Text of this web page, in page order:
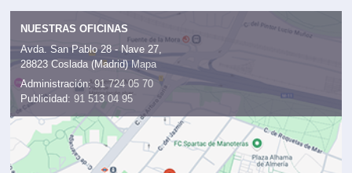
NUESTRAS OFICINAS
Avda. San Pablo 28 - Nave 27,
28823 Coslada (Madrid) Mapa
Administración: 91 724 05 70
Publicidad: 91 513 04 95